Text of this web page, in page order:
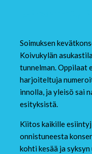
Soimuksen
Koivukylän
tunnelman. Oppilaat
harjoiteltuja
innolla, ja yleisö sai
esityksistä.
Kiitos kaikille
onnistuneesta
kohti kesää ja